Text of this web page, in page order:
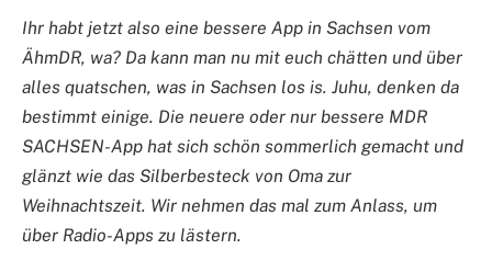
Ihr habt jetzt also eine bessere App in Sachsen vom
ÄhmDR, wa? Da kann man nu mit euch chätten und über
alles quatschen, was in Sachsen los is. Juhu, denken da
bestimmt einige. Die neuere oder nur bessere MDR
SACHSEN-App hat sich schön sommerlich gemacht und
glänzt wie das Silberbesteck von Oma zur
Weihnachtszeit. Wir nehmen das mal zum Anlass, um
über Radio-Apps zu lästern.